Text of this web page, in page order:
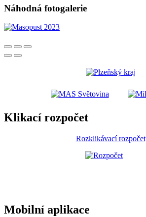
Náhodná fotogalerie
Klikací rozpočet
Rozklikávací rozpočet
Mobilní aplikace